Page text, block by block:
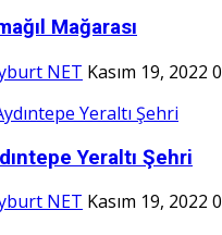
Mağarası
NET Kasım 19, 2022 0
Yeraltı Şehri
NET Kasım 19, 2022 0